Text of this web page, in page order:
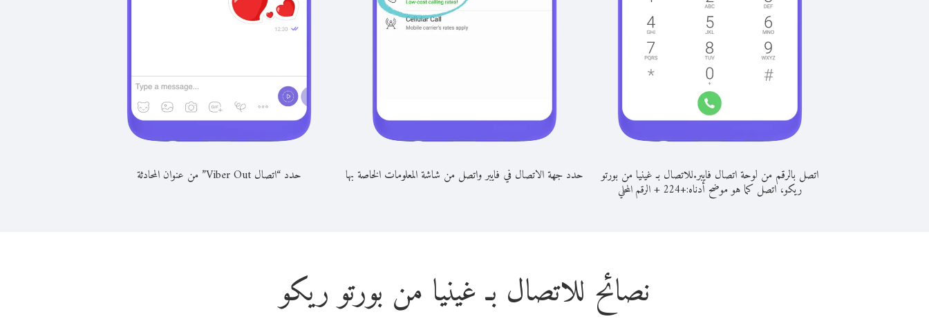
اتصل بالرقم من لوحة اتصال فايبر.للاتصال بـ غينيا من بورتو
ريكو، اتصل كما هو موضح أدناه:+
224
+الرقم المحلي
حدد جهة الاتصال في فايبر واتصل من شاشة المعلومات الخاصة بها حدد “اتصال Viber Out” من عنوان المحادثة
نصائح للاتصال بـ غينيا من بورتو ريكو